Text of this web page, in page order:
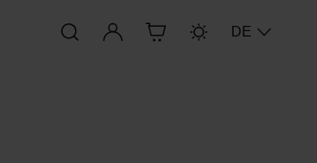
Anmelden DE